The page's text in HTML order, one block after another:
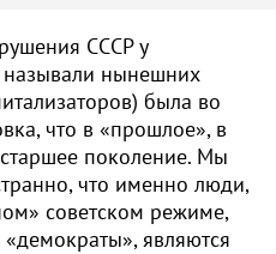
СССР у
называли нынешних
была во
что в «прошлое», в
поколение. Мы
что именно люди,
советском режиме,
являются